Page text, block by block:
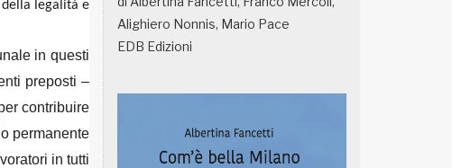
legalità e
in questi
preposti –
contribuire
permanente
in tutti
Alighiero Nonnis, Mario Pace
EDB Edizioni